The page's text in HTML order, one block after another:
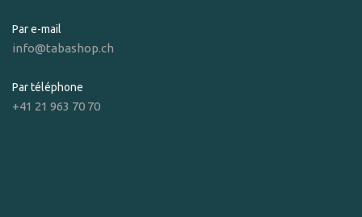
Par e-mail
info@tabashop.ch
Par téléphone
+41 21 963 70 70